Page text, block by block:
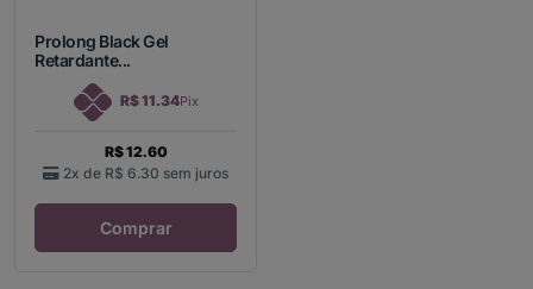
Prolong Black Gel
Retardante...
R$ 11.34Pix
R$ 12.60
2x de R$ 6.30 sem juros
Comprar